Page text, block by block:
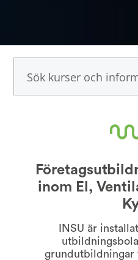
inom El,
INSU är
grundutbildningar